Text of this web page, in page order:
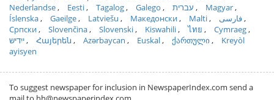
Nederlandse
Eesti Tagalog Galego עברית
Magyar
Íslenska
Gaeilge Latviešu Македонски Malti
فارسی
Српски
Slovenčina Slovenski Kiswahili ไทย
Cymraeg
ייִדיש
Հայերեն Azərbaycan Euskal ქართული
Kreyòl
ayisyen
To suggest newspaper for inclusion in NewspaperIndex.com send a